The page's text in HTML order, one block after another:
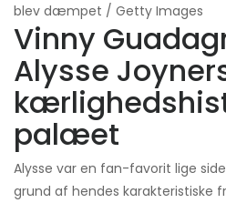
blev dæmpet / Getty Images
Vinny
Alysse
palæet
Alysse var en fan-favorit lige
grund af hendes karakteristiske